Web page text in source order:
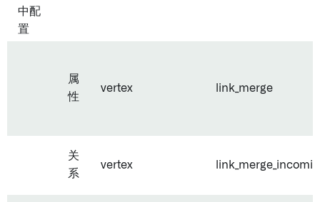
中配
置
属
性
vertex link_merge
关
系
vertex